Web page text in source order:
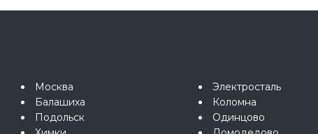
Москва
Балашиха
Подольск
Электросталь
Коломна
Одинцово